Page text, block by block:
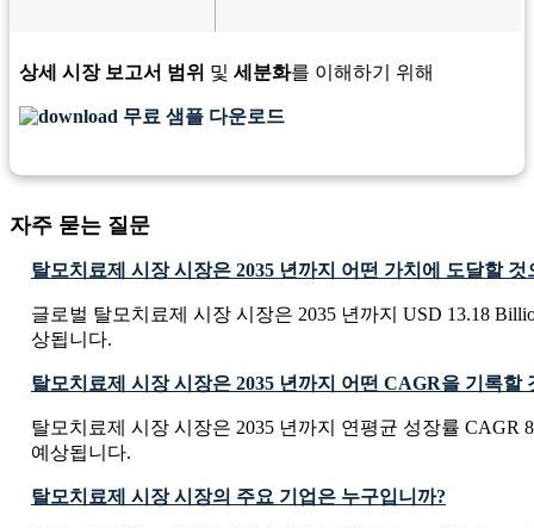
상세 시장 보고서 범위 및 세분화를 이해하기 위해
무료 샘플 다운로드
자주 묻는 질문
탈모치료제 시장 시장은 2035 년까지 어떤 가치에 도달할
글로벌 탈모치료제 시장 시장은 2035 년까지 USD 13.18
상됩니다.
탈모치료제 시장 시장은 2035 년까지 어떤 CAGR을 기록할
탈모치료제 시장 시장은 2035 년까지 연평균 성장률 CAGR
예상됩니다.
탈모치료제 시장 시장의 주요 기업은 누구입니까?